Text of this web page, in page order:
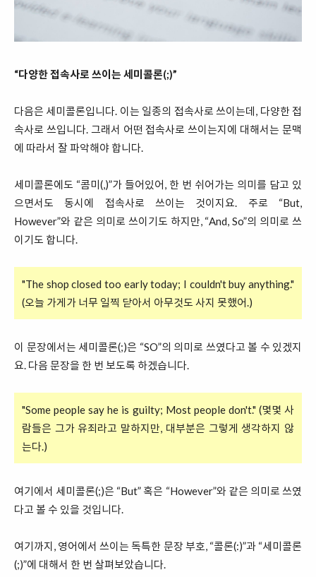
“다양한 접속사로 쓰이는 세미콜론(;)”
다음은 세미콜론입니다. 이는 일종의 접속사로 쓰이는데, 다양한 접
속사로 쓰입니다. 그래서 어떤 접속사로 쓰이는지에 대해서는 문맥
에 따라서 잘 파악해야 합니다.
세미콜론에도 “콤미(,)”가 들어있어, 한 번 쉬어가는 의미를 담고 있
으면서도 동시에 접속사로 쓰이는 것이지요. 주로 “But,
However”와 같은 의미로 쓰이기도 하지만, “And, So”의 의미로 쓰
이기도 합니다.
"The shop closed too early today; I couldn't buy anything."
(오늘 가게가 너무 일찍 닫아서 아무것도 사지 못했어.)
이 문장에서는 세미콜론(;)은 “SO”의 의미로 쓰였다고 볼 수 있겠지
요. 다음 문장을 한 번 보도록 하겠습니다.
"Some people say he is guilty; Most people don't." (몇몇 사
람들은 그가 유죄라고 말하지만, 대부분은 그렇게 생각하지 않
는다.)
여기에서 세미콜론(;)은 “But” 혹은 “However”와 같은 의미로 쓰였
다고 볼 수 있을 것입니다.
여기까지, 영어에서 쓰이는 독특한 문장 부호, “콜론(:)”과 “세미콜론
(;)”에 대해서 한 번 살펴보았습니다.